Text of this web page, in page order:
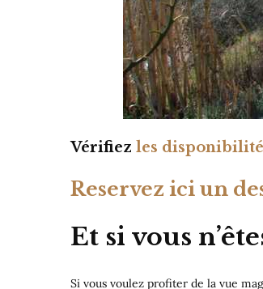
Vérifiez les
Reservez ici un
Et si vous
Si vous voulez profiter de la vue